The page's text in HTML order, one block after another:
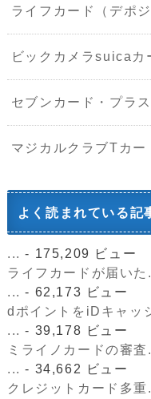
ライフカード（デポジ
ビックカメラsuicaカ
セブンカード・プラス
マジカルクラブTカー
よく読まれている記
... - 175,209 ビュー
ライフカードが届いた
... - 62,173 ビュー
dポイントをiDキャッ
... - 39,178 ビュー
ミライノカードの審査
... - 34,662 ビュー
クレジットカード多重